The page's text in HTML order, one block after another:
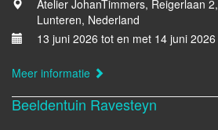
Atelier JohanTimmers, Reigerlaan 2,
Lunteren, Nederland
13 juni 2026 tot en met 14 juni 2026
Meer informatie
Beeldentuin Ravesteyn